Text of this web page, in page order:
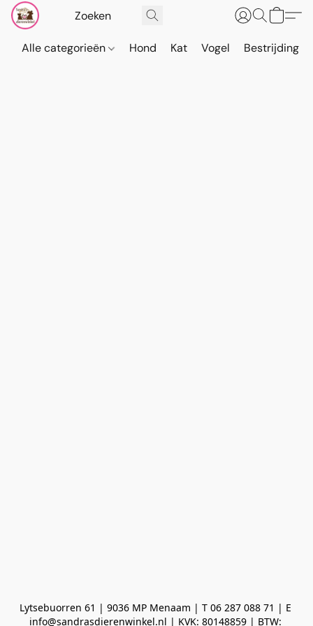
Alle categorieën Hond Kat Vogel Bestrijding
Lytsebuorren 61 | 9036 MP Menaam | T 06 287 088 71 | E
info@sandrasdierenwinkel.nl | KVK: 80148859 | BTW: